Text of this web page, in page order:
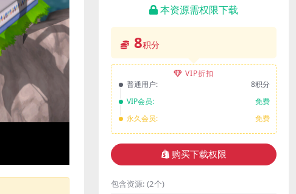
本资源需权限下载
8积分
VIP折扣
普通用户:
8积分
VIP会员:
免费
永久会员:
免费
购买下载权限
包含资源: (2个)